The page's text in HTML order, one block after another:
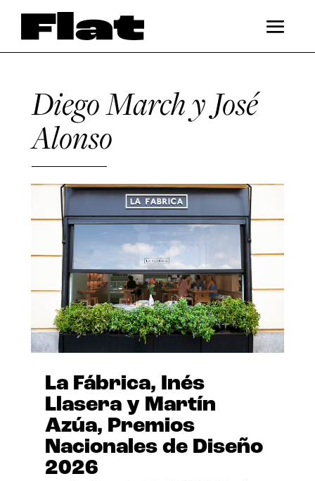
Diego March y José
Alonso
La Fábrica, Inés
Llasera y Martín
Azúa, Premios
Nacionales de Diseño
2026